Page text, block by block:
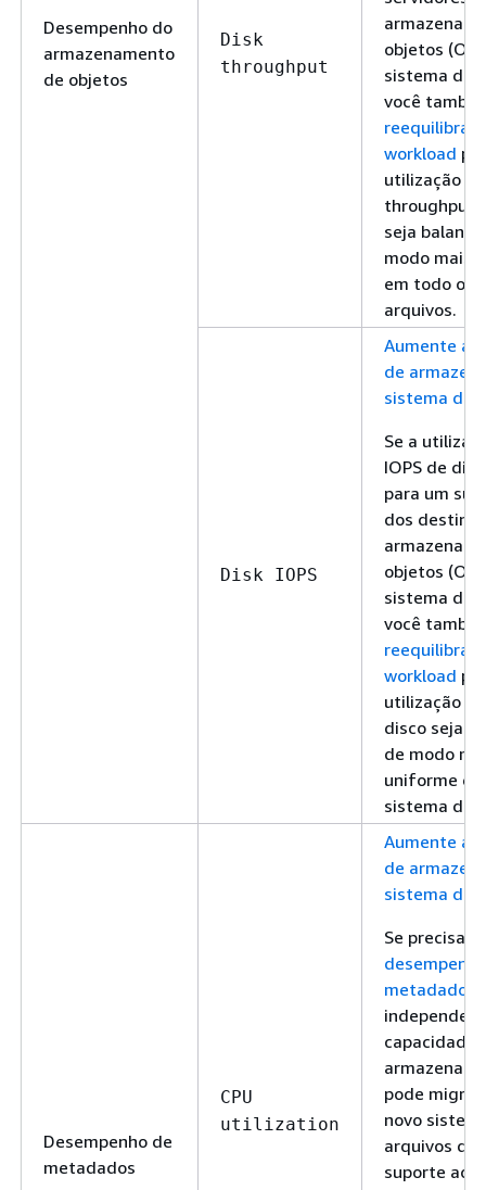
Desempenho do
armazenamento
de objetos
Disk
throughput
objetos
sistema de
você
reequilibrar
workload
utilização do
throughput
seja
modo mais
em todo o
arquivos.
Disk IOPS
Aumente a
de
sistema de
Se a
IOPS de
para um
dos
objetos
sistema de
você
reequilibrar
workload
utilização
disco seja
de modo
uniforme
sistema de
Desempenho de
metadados
CPU
utilization
Aumente a
de
sistema de
Se precisar
metadados
capacidade
pode migrar
novo
arquivos
suporte ao